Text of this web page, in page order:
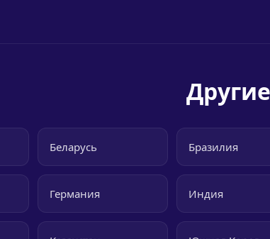
Беларусь Бразилия
Германия Индия